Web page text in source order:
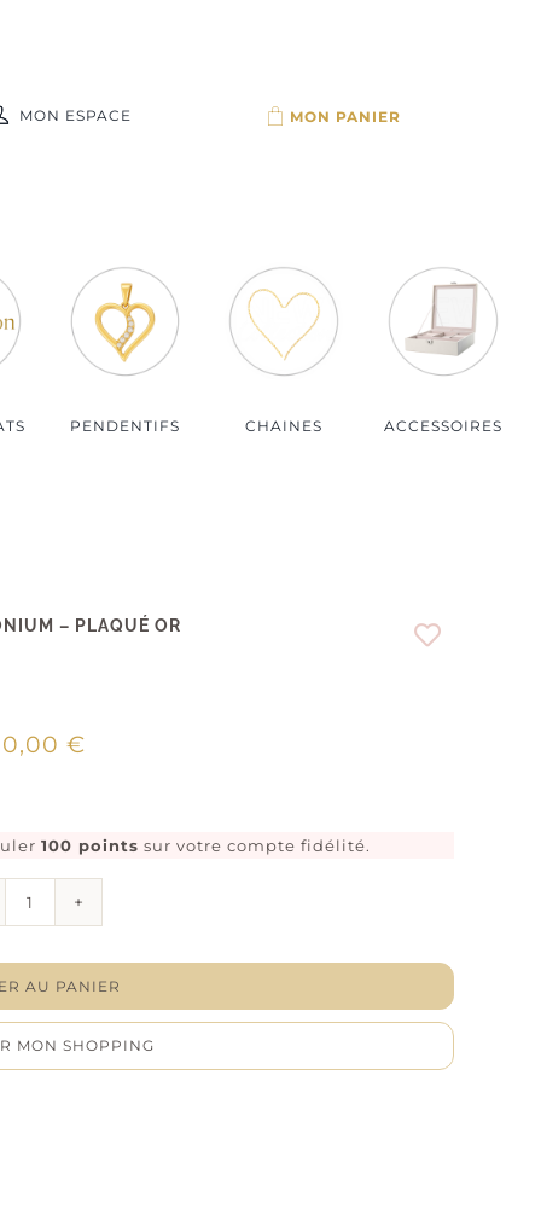
Bijoux de 100 à 150€
Bijoux de 150 à 200€
Bijoux plus de 200€
MON ESPACE
PENDENTIFS CHAINES ACCESSOIRES
– PLAQUÉ OR
€
100 points sur votre compte fidélité.
"Caresse”
–
Oxydes
AU PANIER
MON SHOPPING